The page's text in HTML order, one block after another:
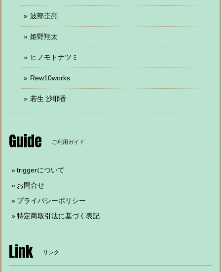
波部圭亮
姫野翔太
ヒノモトナツミ
Rew10works
若生 沙耶香
Guide ご利用ガイド
triggerについて
お問合せ
プライバシーポリシー
特定商取引法に基づく表記
Link リンク